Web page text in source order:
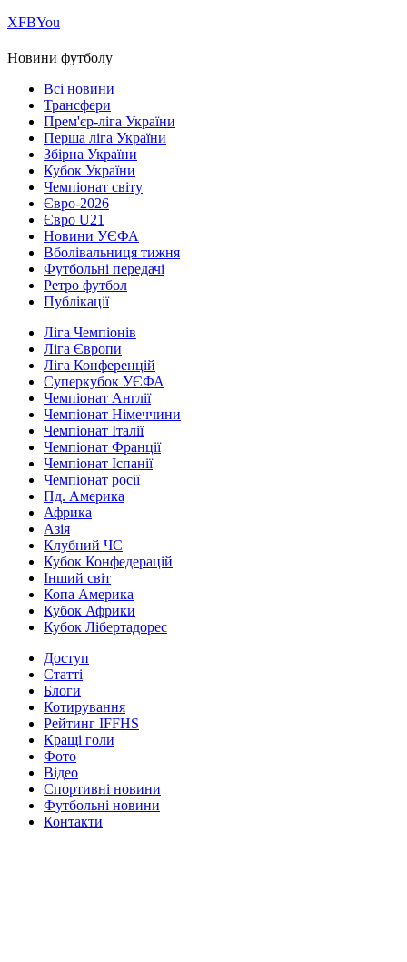
ХFBYou
Новини футболу
Всі новини
Трансфери
Прем'єр-ліга України
Перша ліга України
Збірна України
Кубок України
Чемпіонат світу
Євро-2026
Євро U21
Новини УЄФА
Вболівальниця тижня
Футбольні передачі
Ретро футбол
Публікації
Ліга Чемпіонів
Ліга Європи
Ліга Конференцій
Суперкубок УЄФА
Чемпіонат Англії
Чемпіонат Німеччини
Чемпіонат Італії
Чемпіонат Франції
Чемпіонат Іспанії
Чемпіонат росії
Пд. Америка
Африка
Азія
Клубний ЧС
Кубок Конфедерацій
Інший світ
Копа Америка
Кубок Африки
Кубок Лібертадорес
Доступ
Статті
Блоги
Котирування
Рейтинг IFFHS
Кращі голи
Фото
Відео
Спортивні новини
Футбольні новини
Контакти